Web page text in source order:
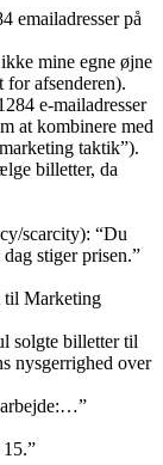
emailadresser på
mine egne øjne
afsenderen).
e-mailadresser
at kombinere med
taktik”).
billetter, da
scarcity): “Du
stiger prisen.”
til Marketing
solgte billetter til
nysgerrighed over